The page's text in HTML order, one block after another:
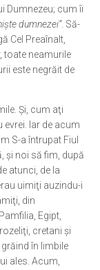
Dumnezeu; cum îi
dumnezei”. Să-
Cel Preaînalt,
toate neamurile
este negrăit de
Şi, cum aţi
Iar de acum
S-a întrupat Fiul
şi noi să fim, după
atunci, de la
uimiţi auzindu-i
din
Egipt,
cretani şi
în limbile
ales. Acum,